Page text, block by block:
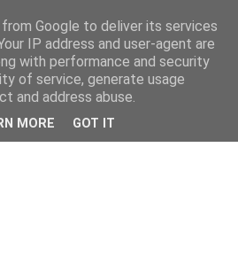
Google to deliver its services
IP address and user-agent are
with performance and security
of service, generate usage
and address abuse.
MORE GOT IT